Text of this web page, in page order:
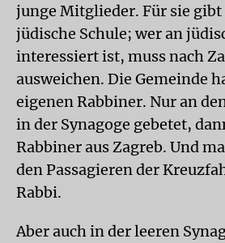
junge Mitglieder. Für sie gibt
jüdische Schule; wer an
interessiert ist, muss nach
ausweichen. Die Gemeinde
eigenen Rabbiner. Nur an
in der Synagoge gebetet,
Rabbiner aus Zagreb. Und
den Passagieren der
Rabbi.
Aber auch in der leeren